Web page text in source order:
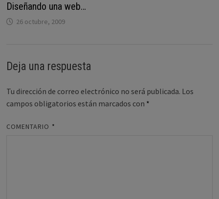
Diseñando una web…
26 octubre, 2009
Deja una respuesta
Tu dirección de correo electrónico no será publicada. Los
campos obligatorios están marcados con *
COMENTARIO *